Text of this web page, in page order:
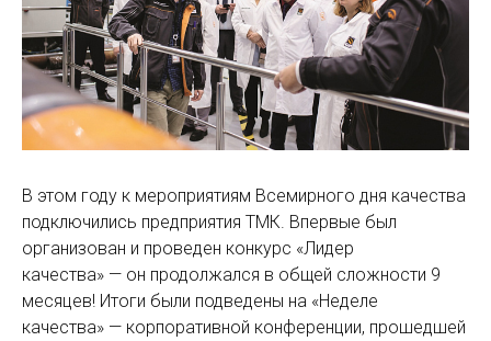
В этом году к мероприятиям Всемирного дня качества
подключились предприятия ТМК. Впервые был
организован и проведен конкурс «Лидер
качества» — он продолжался в общей сложности 9
месяцев! Итоги были подведены на «Неделе
качества» — корпоративной конференции, прошедшей